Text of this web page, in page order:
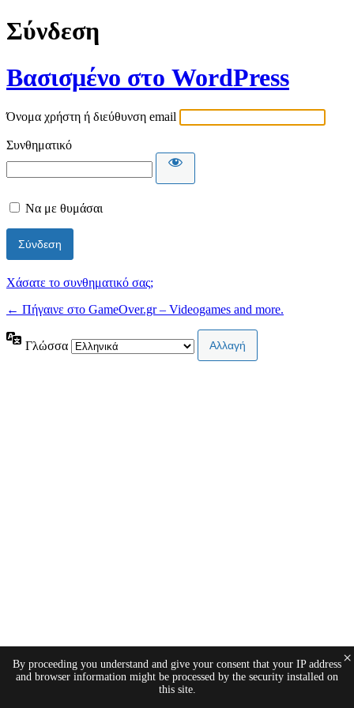
Σύνδεση
Βασισμένο στο WordPress
Όνομα χρήστη ή διεύθυνση email
Συνθηματικό
Να με θυμάσαι
Χάσατε το συνθηματικό σας;
← Πήγαινε στο GameOver.gr – Videogames and more.
Γλώσσα
By proceeding you understand and give your consent that your IP address
and browser information might be processed by the security installed on
this site.
×